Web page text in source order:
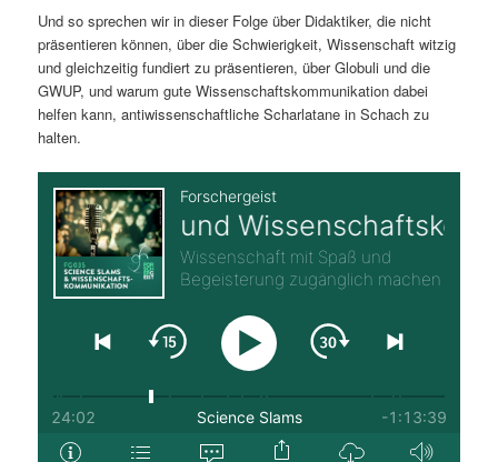
e
n
n
g
e
n
Und so sprechen wir in dieser Folge über Didaktiker, die nicht
präsentieren können, über die Schwierigkeit, Wissenschaft witzig
und gleichzeitig fundiert zu präsentieren, über Globuli und die
GWUP, und warum gute Wissenschaftskommunikation dabei
helfen kann, antiwissenschaftliche Scharlatane in Schach zu
halten.